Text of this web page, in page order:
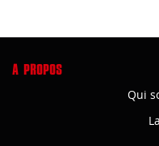
A PROPOS
Qui